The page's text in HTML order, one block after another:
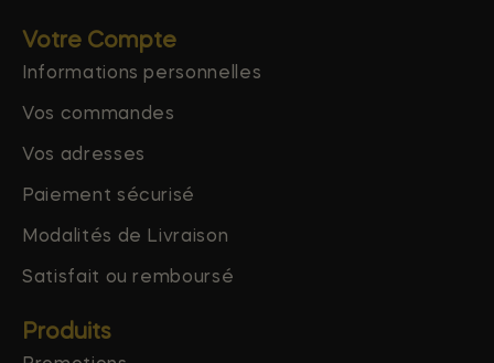
Votre Compte
Informations personnelles
Vos commandes
Vos adresses
Paiement sécurisé
Modalités de Livraison
Satisfait ou remboursé
Produits